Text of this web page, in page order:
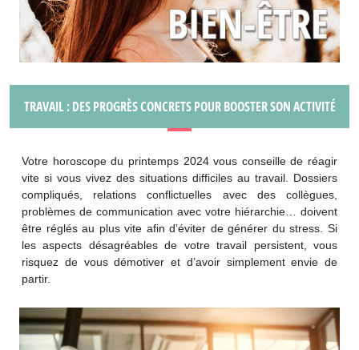
TRAVAIL : DES PROGRÈS CONCRETS POUR BOOSTER SON ACTIVITÉ
Votre horoscope du printemps 2024 vous conseille de réagir
vite si vous vivez des situations difficiles au travail. Dossiers
compliqués, relations conflictuelles avec des collègues,
problèmes de communication avec votre hiérarchie… doivent
être réglés au plus vite afin d’éviter de générer du stress. Si
les aspects désagréables de votre travail persistent, vous
risquez de vous démotiver et d’avoir simplement envie de
partir.